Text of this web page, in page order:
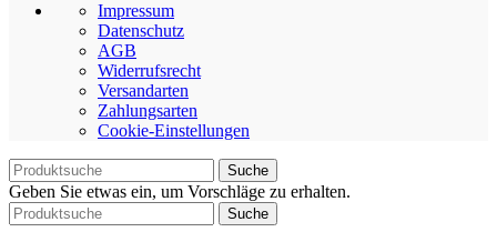
Impressum
Datenschutz
AGB
Widerrufsrecht
Versandarten
Zahlungsarten
Cookie-Einstellungen
Suche
Geben Sie etwas ein, um Vorschläge zu erhalten.
Suche